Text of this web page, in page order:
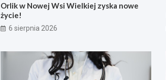
Orlik w Nowej Wsi Wielkiej zyska nowe
życie!
6 sierpnia 2026